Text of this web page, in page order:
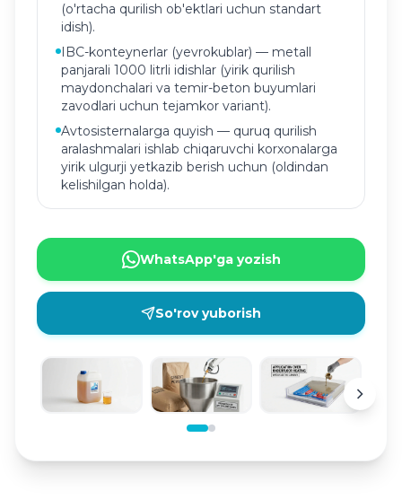
(o'rtacha qurilish ob'ektlari uchun standart
idish).
IBC-konteynerlar (yevrokublar) — metall
panjarali 1000 litrli idishlar (yirik qurilish
maydonchalari va temir-beton buyumlari
zavodlari uchun tejamkor variant).
Avtosisternalarga quyish — quruq qurilish
aralashmalari ishlab chiqaruvchi korxonalarga
yirik ulgurji yetkazib berish uchun (oldindan
kelishilgan holda).
WhatsApp'ga yozish
So'rov yuborish